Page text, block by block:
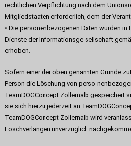
rechtlichen Verpflichtung nach dem
Mitgliedstaaten erforderlich, dem der
• Die personenbezogenen Daten wurden in
Dienste der Informationsge-sellschaft
erhoben.
Sofern einer der oben genannten Gründe
Person die Löschung von perso-
TeamDOGConcept Zollernalb gespeichert
sie sich hierzu jederzeit an
TeamDOGConcept Zollernalb wird
Löschverlangen unverzüglich